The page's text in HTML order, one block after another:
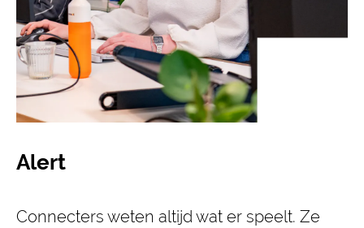
Alert
Connecters weten altijd wat er speelt. Ze